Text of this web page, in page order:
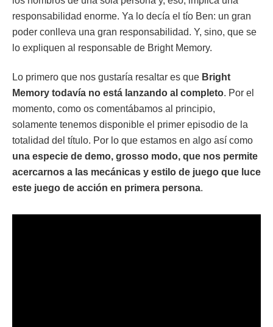
responsabilidad enorme. Ya lo decía el tío Ben: un gran
poder conlleva una gran responsabilidad. Y, sino, que se
lo expliquen al responsable de Bright Memory.
Lo primero que nos gustaría resaltar es que Bright
Memory todavía no está lanzando al completo. Por el
momento, como os comentábamos al principio,
solamente tenemos disponible el primer episodio de la
totalidad del título. Por lo que estamos en algo así como
una especie de demo, grosso modo, que nos permite
acercarnos a las mecánicas y estilo de juego que luce
este juego de acción en primera persona.